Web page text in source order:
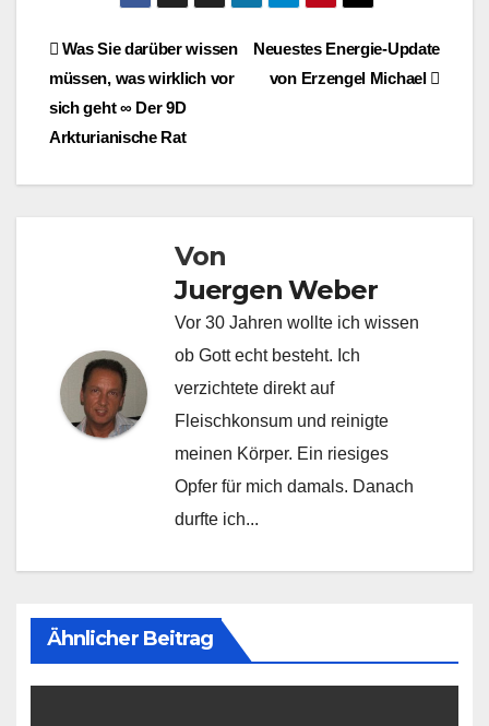
Beitragsnavigation
Neuestes Energie-Update
von Erzengel Michael
Was Sie darüber wissen
müssen, was wirklich vor
sich geht ∞ Der 9D
Arkturianische Rat
Von
Juergen Weber
Vor 30 Jahren wollte ich wissen
ob Gott echt besteht. Ich
verzichtete direkt auf
Fleischkonsum und reinigte
meinen Körper. Ein riesiges
Opfer für mich damals. Danach
durfte ich...
Ähnlicher Beitrag